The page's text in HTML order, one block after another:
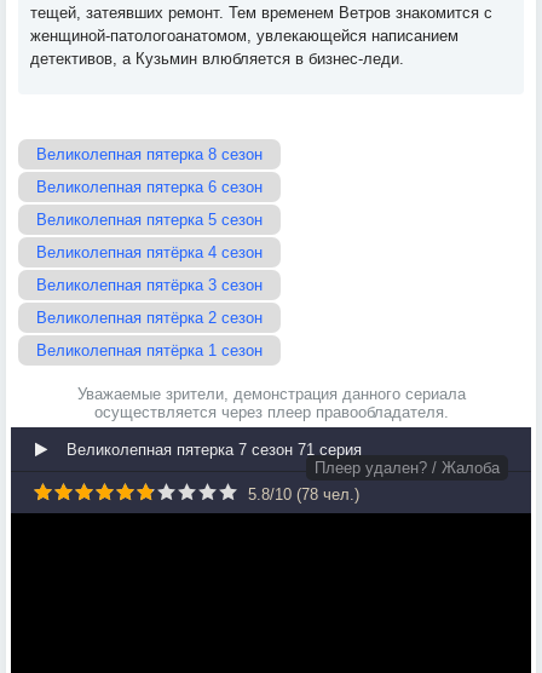
тещей, затеявших ремонт. Тем временем Ветров знакомится с
женщиной-патологоанатомом, увлекающейся написанием
детективов, а Кузьмин влюбляется в бизнес-леди.
Великолепная пятерка 8 сезон
Великолепная пятерка 6 сезон
Великолепная пятерка 5 сезон
Великолепная пятёрка 4 сезон
Великолепная пятёрка 3 сезон
Великолепная пятёрка 2 сезон
Великолепная пятёрка 1 сезон
Уважаемые зрители, демонстрация данного сериала
осуществляется через плеер правообладателя.
Великолепная пятерка 7 сезон 71 серия
Плеер удален? / Жалоба
5.8/10 (78 чел.)